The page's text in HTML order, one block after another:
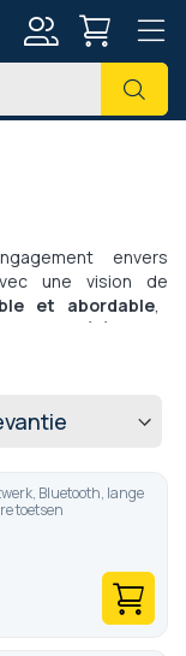
Zoek
envers
une vision de
et abordable,
téléphonie
fiable
, des
d’utilisation
les entreprises ou
Bluetooth, lange
toetsen